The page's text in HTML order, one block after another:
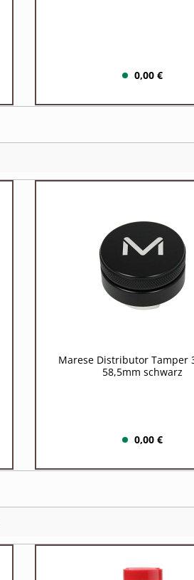
0,00 €
Marese Distributor Tamper
58,5mm schwarz
0,00 €